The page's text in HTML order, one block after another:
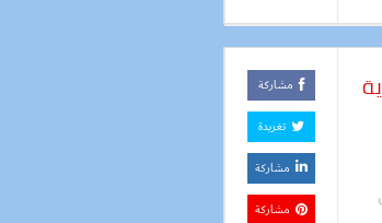
مشاركة
تغريدة
مشاركة
مشاركة